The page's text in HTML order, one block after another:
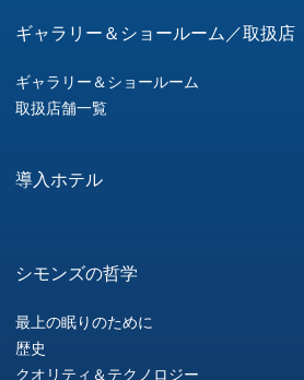
ギャラリー＆ショールーム／取扱店
ギャラリー＆ショールーム
取扱店舗一覧
導入ホテル
シモンズの哲学
最上の眠りのために
歴史
クオリティ＆テクノロジー